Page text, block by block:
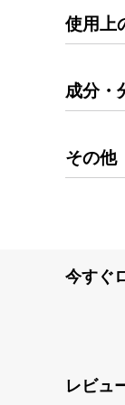
使用上
成分・
その他
今すぐ
レビュ